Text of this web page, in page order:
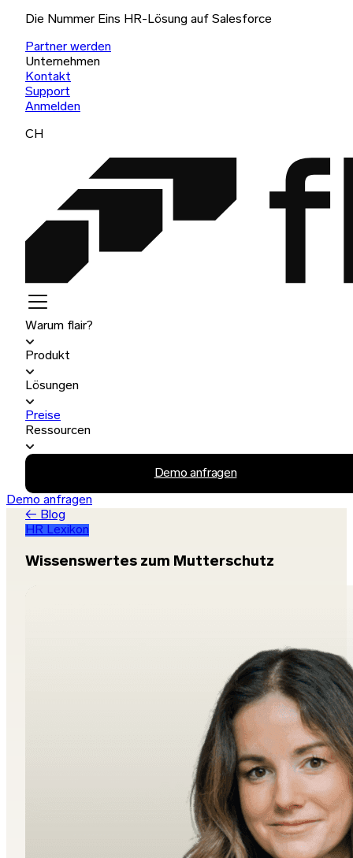
Die Nummer Eins HR-Lösung auf Salesforce
Partner werden
Unternehmen
Kontakt
Support
Anmelden
CH
Warum flair?
Produkt
Lösungen
Preise
Ressourcen
Demo anfragen
Demo anfragen
← Blog
HR Lexikon
Wissenswertes zum Mutterschutz